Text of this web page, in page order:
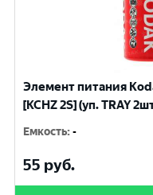
Элемент питания
[KCHZ 2S] (уп. TRAY
Емкость:-
55 руб.